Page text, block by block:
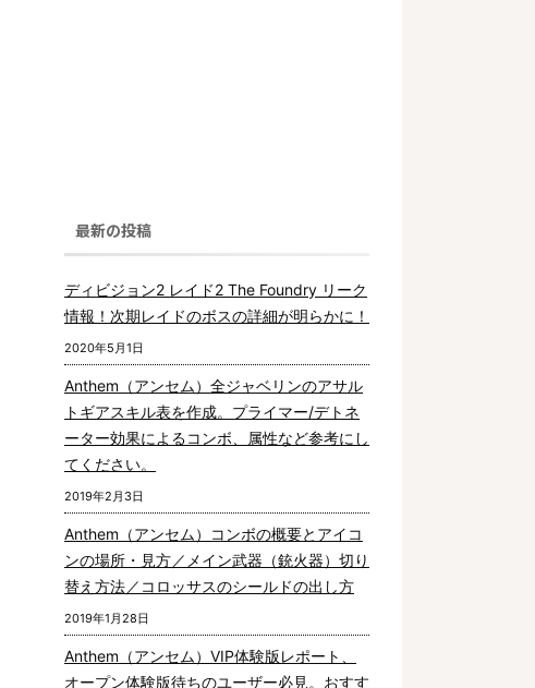
最新の投稿
ディビジョン2 レイド2 The Foundry リーク
情報！次期レイドのボスの詳細が明らかに！
2020年5月1日
Anthem（アンセム）全ジャベリンのアサル
トギアスキル表を作成。プライマー/デトネ
ーター効果によるコンボ、属性など参考にし
てください。
2019年2月3日
Anthem（アンセム）コンボの概要とアイコ
ンの場所・見方／メイン武器（銃火器）切り
替え方法／コロッサスのシールドの出し方
2019年1月28日
Anthem（アンセム）VIP体験版レポート、
オープン体験版待ちのユーザー必見。おすす